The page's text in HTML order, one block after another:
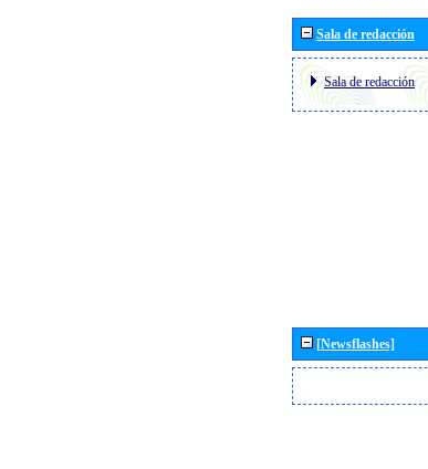
Sala de redacción
Sala de redacción
[Newsflashes]